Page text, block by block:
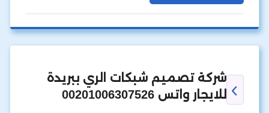
شركة تصميم شبكات الري ببريدة
للايجار واتس 00201006307526